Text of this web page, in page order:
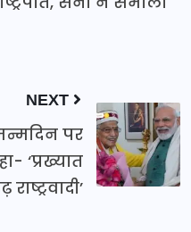
NEXT
पर
‘प्रख्यात